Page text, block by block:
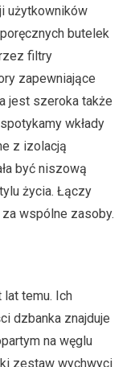
użytkowników
butelek
filtry
zapewniające
jest szeroka także
wkłady
z izolacją
być niszową
życia. Łączy
wspólne zasoby.
lat temu. Ich
dzbanka znajduje
na węglu
zestaw wychwyci